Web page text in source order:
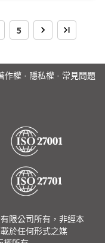
心建置相當積極，其
5
作權· 隱私權· 常見問題
限公司所有，非經本
於任何形式之媒